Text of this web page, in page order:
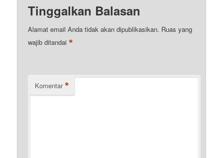
Tinggalkan Balasan
Alamat email Anda tidak akan dipublikasikan. Ruas yang
wajib ditandai*
Komentar *